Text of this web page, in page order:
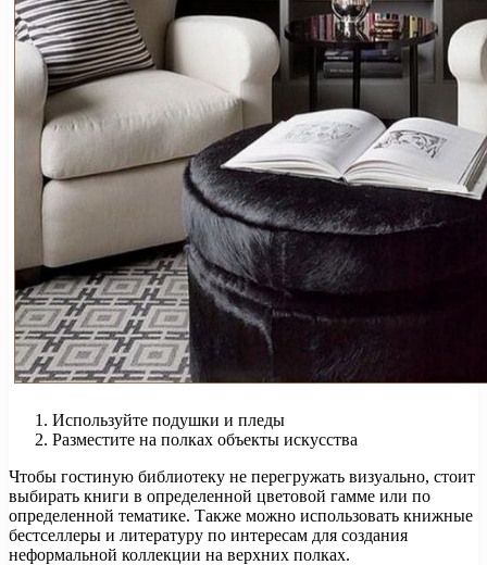
Используйте подушки и пледы
Разместите на полках объекты искусства
Чтобы гостиную библиотеку не перегружать визуально, стоит
выбирать книги в определенной цветовой гамме или по
определенной тематике. Также можно использовать книжные
бестселлеры и литературу по интересам для создания
неформальной коллекции на верхних полках.